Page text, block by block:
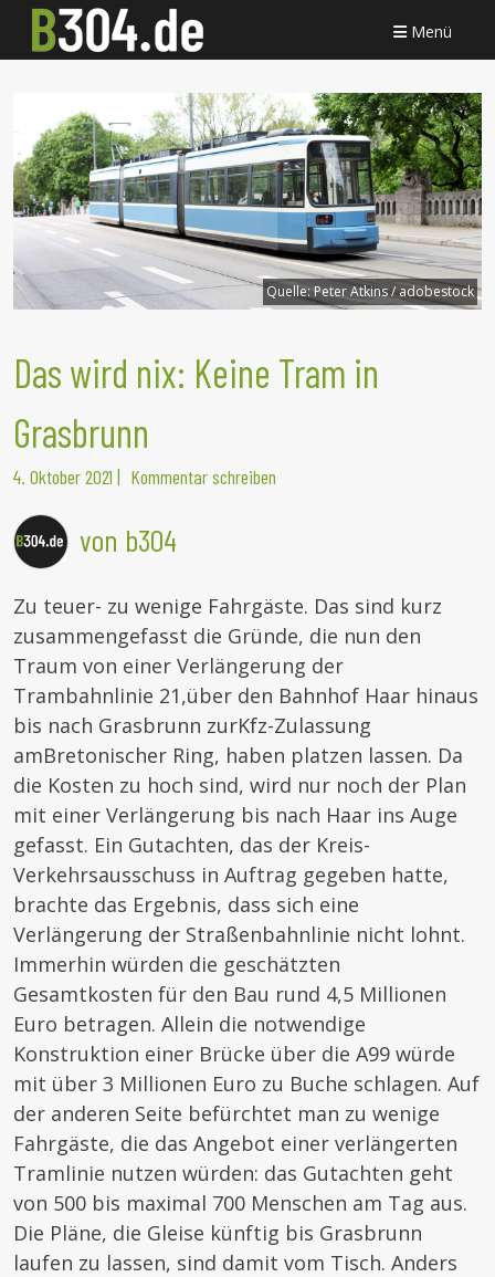
Menü
Quelle: Peter Atkins / adobestock
Das wird nix: Keine Tram in
Grasbrunn
4. Oktober 2021 | Kommentar schreiben
von b304
Zu teuer- zu wenige Fahrgäste. Das sind kurz
zusammengefasst die Gründe, die nun den
Traum von einer Verlängerung der
Trambahnlinie 21,über den Bahnhof Haar hinaus
bis nach Grasbrunn zurKfz-Zulassung
amBretonischer Ring, haben platzen lassen. Da
die Kosten zu hoch sind, wird nur noch der Plan
mit einer Verlängerung bis nach Haar ins Auge
gefasst. Ein Gutachten, das der Kreis-
Verkehrsausschuss in Auftrag gegeben hatte,
brachte das Ergebnis, dass sich eine
Verlängerung der Straßenbahnlinie nicht lohnt.
Immerhin würden die geschätzten
Gesamtkosten für den Bau rund 4,5 Millionen
Euro betragen. Allein die notwendige
Konstruktion einer Brücke über die A99 würde
mit über 3 Millionen Euro zu Buche schlagen. Auf
der anderen Seite befürchtet man zu wenige
Fahrgäste, die das Angebot einer verlängerten
Tramlinie nutzen würden: das Gutachten geht
von 500 bis maximal 700 Menschen am Tag aus.
Die Pläne, die Gleise künftig bis Grasbrunn
laufen zu lassen, sind damit vom Tisch. Anders